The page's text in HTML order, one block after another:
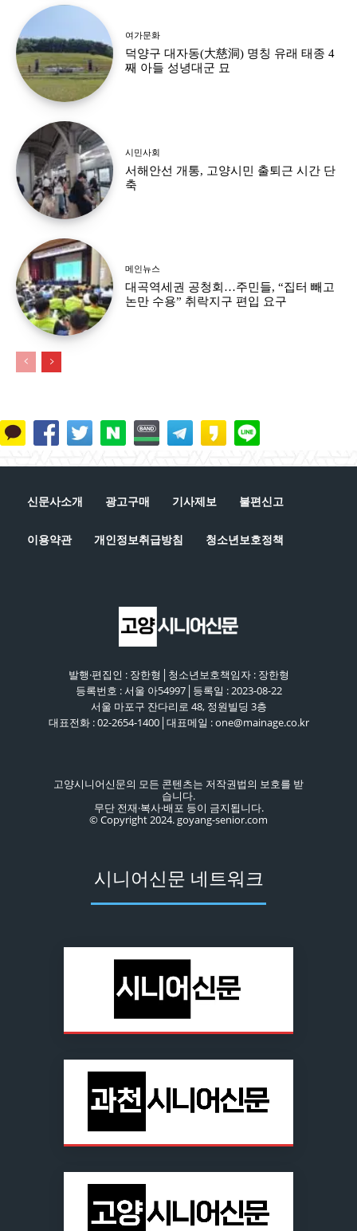
여가문화
덕양구 대자동(大慈洞) 명칭 유래 태종 4
째 아들 성녕대군 묘
시민사회
서해안선 개통, 고양시민 출퇴근 시간 단
축
메인뉴스
대곡역세권 공청회…주민들, “집터 빼고
논만 수용” 취락지구 편입 요구
신문사소개 광고구매 기사제보 불편신고
이용약관 개인정보취급방침 청소년보호정책
발행·편집인 : 장한형│청소년보호책임자 : 장한형
등록번호 : 서울 아54997│등록일 : 2023-08-22
서울 마포구 잔다리로 48, 정원빌딩 3층
대표전화 : 02-2654-1400│대표메일 : one@mainage.co.kr
고양시니어신문의 모든 콘텐츠는 저작권법의 보호를 받
습니다.
무단 전재·복사·배포 등이 금지됩니다.
© Copyright 2024. goyang-senior.com
시니어신문 네트워크